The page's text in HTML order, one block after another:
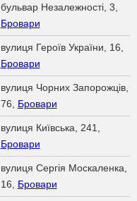
бульвар Незалежності, 3,
Бровари
вулиця Героїв України, 16,
Бровари
вулиця Чорних Запорожців,
76, Бровари
вулиця Київська, 241,
Бровари
вулиця Сергія Москаленка,
16, Бровари